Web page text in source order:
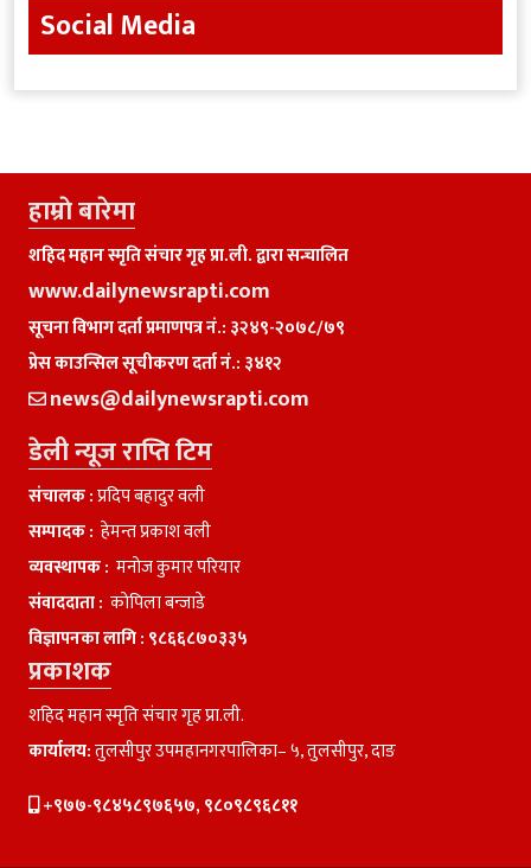
Social Media
हाम्राे बारेमा
शहिद महान स्मृति संचार गृह प्रा.ली. द्वारा सन्चालित
www.dailynewsrapti.com
सूचना विभाग दर्ता प्रमाणपत्र नं.: ३२४९-२०७८/७९
प्रेस काउन्सिल सूचीकरण दर्ता नं.: ३४१२
news@dailynewsrapti.com
डेली न्यूज राप्ति टिम
संचालक :प्रदिप बहादुर वली
सम्पादक : हेमन्त प्रकाश वली
व्यवस्थापक : मनाेज कुमार परियार
संवाददाता : काेपिला बन्जाडे
विज्ञापनका लागि : ९८६६८७०३३५
प्रकाशक
शहिद महान स्मृति संचार गृह प्रा.ली.
कार्यालय:तुलसीपुर उपमहानगरपालिका– ५, तुलसीपुर, दाङ
+९७७-९८४५८९७६५७, ९८०९८९६८११